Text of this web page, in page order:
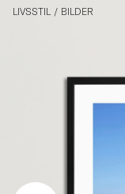
LIVSSTIL / BILDER